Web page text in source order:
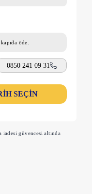
öde.
0850 241 09 31
SEÇİN
iadesi güvencesi altında